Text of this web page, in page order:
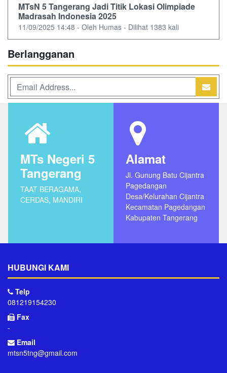
MTsN 5 Tangerang Jadi Titik Lokasi Olimpiade
Madrasah Indonesia 2025
11/09/2025 14:48 - Oleh Humas - Dilihat 1383 kali
Berlangganan
MTs Negeri 5
Tangerang
TAAT BERAGAMA,
CERDAS, MANDIRI
Alamat
Jl. Gunung Batu Cijantra
Pagedangan
Desa/Kelurahan Cijantra
Kecamatan Pagedangan
Kabupaten Tangerang
HUBUNGI KAMI
Telp
081219154230
Fax
-
Email
mtsn5tng@gmail.com